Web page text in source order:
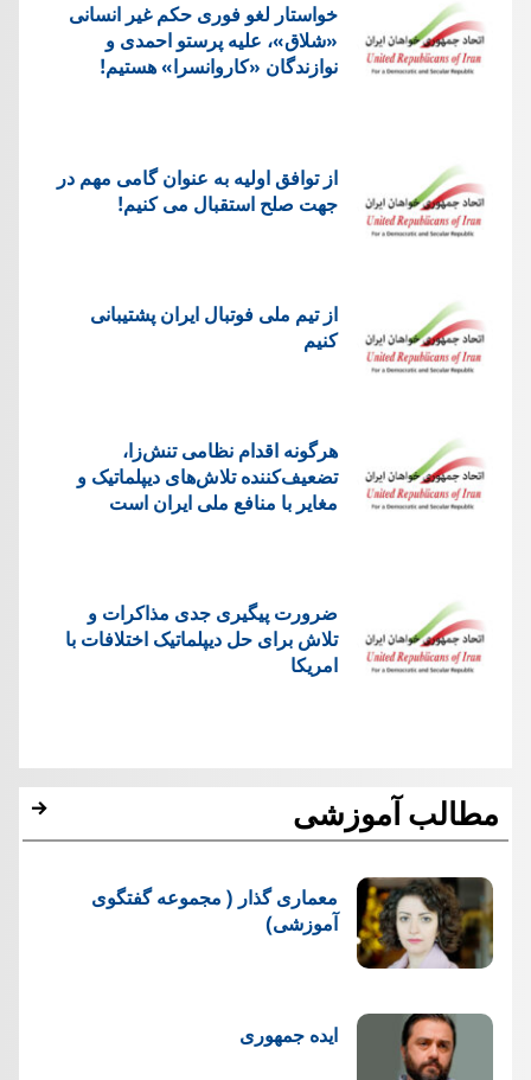
خواستار لغو فوری حکم غیر انسانی
«شلاق»، علیه پرستو احمدی و
نوازندگان «کاروانسرا» هستیم!
از توافق اولیه به عنوان گامی مهم در
جهت صلح استقبال می کنیم!
از تیم ملی فوتبال ایران پشتیبانی
کنیم
هرگونه اقدام نظامی تنش‌زا،
تضعیف‌کننده تلاش‌های دیپلماتیک و
مغایر با منافع ملی ایران است
ضرورت پیگیری جدی مذاکرات و
تلاش برای حل دیپلماتیک اختلافات با
امریکا
مطالب آموزشی
معماری گذار ( مجموعه گفتگوی
آموزشی)
ایده جمهوری